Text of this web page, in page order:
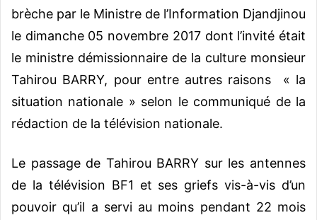
brèche par le Ministre de l’Information Djandjinou
le dimanche 05 novembre 2017 dont l’invité était
le ministre démissionnaire de la culture monsieur
Tahirou BARRY, pour entre autres raisons « la
situation nationale » selon le communiqué de la
rédaction de la télévision nationale.
Le passage de Tahirou BARRY sur les antennes
de la télévision BF1 et ses griefs vis-à-vis d’un
pouvoir qu’il a servi au moins pendant 22 mois